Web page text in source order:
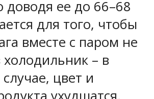
доводя ее до 66–68
для того, чтобы
вместе с паром не
– в
цвет и